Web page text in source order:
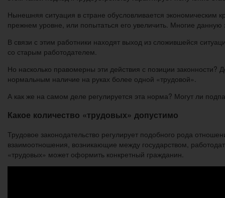
Нынешняя ситуация в стране обусловливается экономическим
прежнем уровне, или попытаться его увеличить. Многие
В связи с этим работники находят выход из сложившейся
со старым работодателем.
Но насколько правомерны эти действия с позиции
нормальным наличие на руках более одной «трудовой».
А как же на самом деле регулируется эта норма? Могут ли
Какое количество «трудовых» допустимо
Трудовое законодательство регулирует подобного рода
взаимоотношения, возникающие между государством,
«трудовых» может оформить конкретный гражданин.